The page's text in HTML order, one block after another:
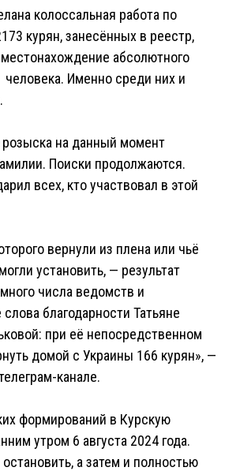
колоссальная работа по
курян, занесённых в реестр,
абсолютного
Именно среди них и
на данный момент
Поиски продолжаются.
всех, кто участвовал в этой
вернули из плена или чьё
установить, — результат
числа ведомств и
благодарности Татьяне
при её непосредственном
домой с Украины 166 курян», —
канале.
формирований в Курскую
утром 6 августа 2024 года.
а затем и полностью